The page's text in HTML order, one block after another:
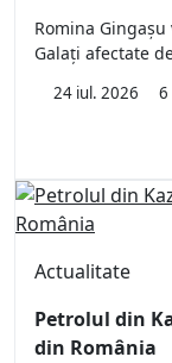
Romina
Galați afectate
24 iul. 2026 6
Actualitate
Petrolul din
din România